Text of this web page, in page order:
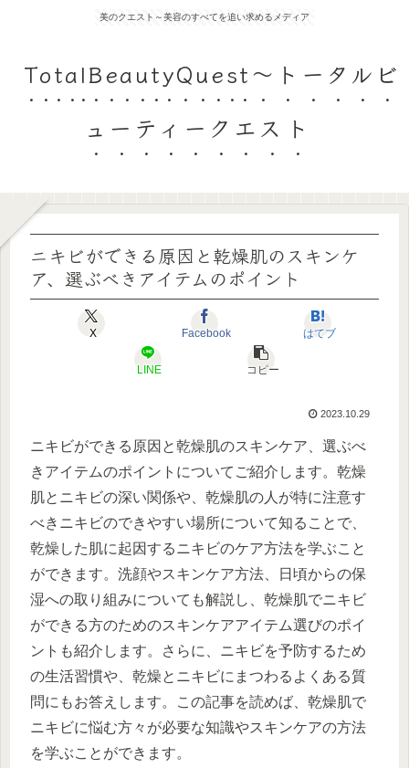
美のクエスト～美容のすべてを追い求めるメディア
TotalBeautyQuest～トータルビ
ューティークエスト
ニキビができる原因と乾燥肌のスキンケ
ア、選ぶべきアイテムのポイント
X Facebook はてブ
LINE コピー
2023.10.29
ニキビができる原因と乾燥肌のスキンケア、選ぶべ
きアイテムのポイントについてご紹介します。乾燥
肌とニキビの深い関係や、乾燥肌の人が特に注意す
べきニキビのできやすい場所について知ることで、
乾燥した肌に起因するニキビのケア方法を学ぶこと
ができます。洗顔やスキンケア方法、日頃からの保
湿への取り組みについても解説し、乾燥肌でニキビ
ができる方のためのスキンケアアイテム選びのポイ
ントも紹介します。さらに、ニキビを予防するため
の生活習慣や、乾燥とニキビにまつわるよくある質
問にもお答えします。この記事を読めば、乾燥肌で
ニキビに悩む方々が必要な知識やスキンケアの方法
を学ぶことができます。